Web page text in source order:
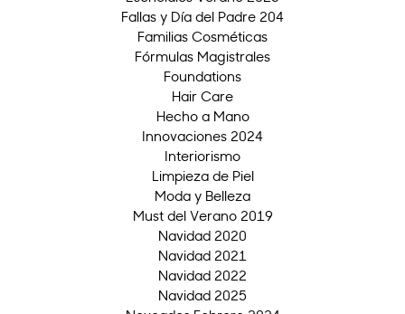
Fallas y Día del Padre 204
Familias Cosméticas
Fórmulas Magistrales
Foundations
Hair Care
Hecho a Mano
Innovaciones 2024
Interiorismo
Limpieza de Piel
Moda y Belleza
Must del Verano 2019
Navidad 2020
Navidad 2021
Navidad 2022
Navidad 2025